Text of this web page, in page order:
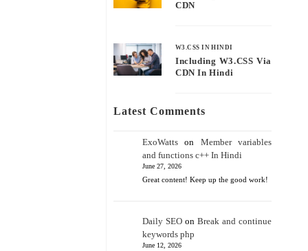
CDN
W3.CSS IN HINDI
Including W3.CSS Via
CDN In Hindi
Latest Comments
ExoWatts on Member variables
and functions c++ In Hindi
June 27, 2026
Great content! Keep up the good work!
Daily SEO on Break and continue
keywords php
June 12, 2026